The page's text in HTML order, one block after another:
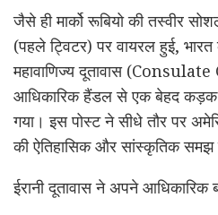
जैसे ही मार्को रूबियो की तस्वीर
(पहले ट्विटर) पर वायरल हुई, भारत
महावाणिज्य दूतावास
आधिकारिक हैंडल से एक बेहद कड़क
गया। इस पोस्ट ने सीधे तौर पर
की ऐतिहासिक और सांस्कृतिक
ईरानी दूतावास ने अपने आधिकारिक